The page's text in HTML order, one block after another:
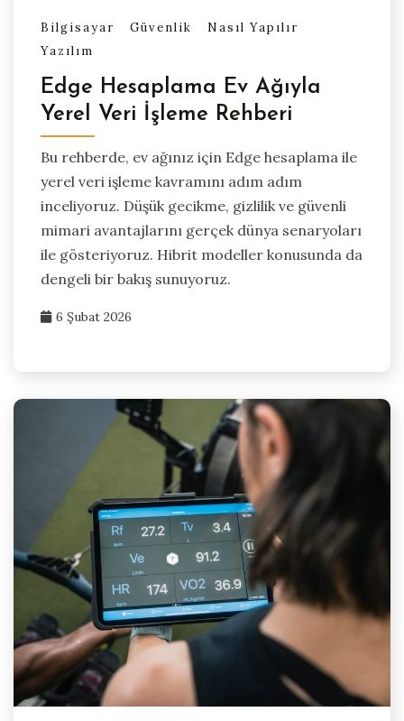
Bilgisayar Güvenlik
Nasıl Yapılır
Yazılım
Edge Hesaplama Ev Ağıyla
Yerel Veri İşleme Rehberi
Bu rehberde, ev ağınız için Edge hesaplama ile
yerel veri işleme kavramını adım adım
inceliyoruz. Düşük gecikme, gizlilik ve güvenli
mimari avantajlarını gerçek dünya senaryoları
ile gösteriyoruz. Hibrit modeller konusunda da
dengeli bir bakış sunuyoruz.
6 Şubat 2026